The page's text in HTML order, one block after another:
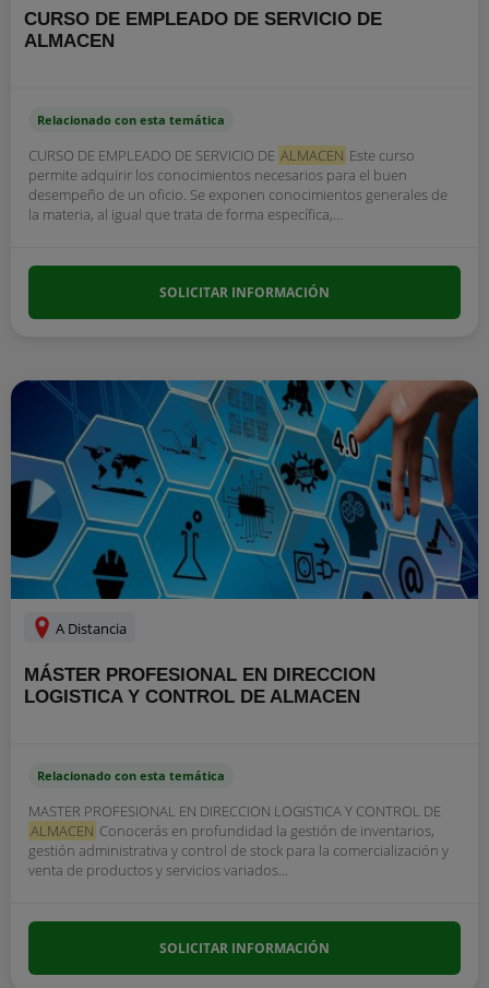
CURSO DE EMPLEADO DE SERVICIO DE
ALMACEN
Relacionado con esta temática
CURSO DE EMPLEADO DE SERVICIO DE ALMACEN Este curso
permite adquirir los conocimientos necesarios para el buen
desempeño de un oficio. Se exponen conocimientos generales de
la materia, al igual que trata de forma específica,...
SOLICITAR INFORMACIÓN
A Distancia
MÁSTER PROFESIONAL EN DIRECCION
LOGISTICA Y CONTROL DE ALMACEN
Relacionado con esta temática
MASTER PROFESIONAL EN DIRECCION LOGISTICA Y CONTROL DE
ALMACEN Conocerás en profundidad la gestión de inventarios,
gestión administrativa y control de stock para la comercialización y
venta de productos y servicios variados...
SOLICITAR INFORMACIÓN